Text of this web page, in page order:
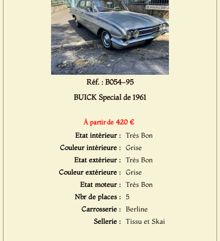
Réf. : B054-95
BUICK Special de 1961
À partir de 420 €
Etat intérieur : Très Bon
Couleur intérieure : Grise
Etat extérieur : Très Bon
Couleur extérieure : Grise
Etat moteur : Très Bon
Nbr de places : 5
Carrosserie : Berline
Sellerie : Tissu et Skai